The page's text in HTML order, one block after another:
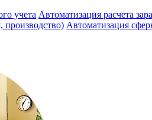
учета Автоматизация расчета
производство) Автоматизация